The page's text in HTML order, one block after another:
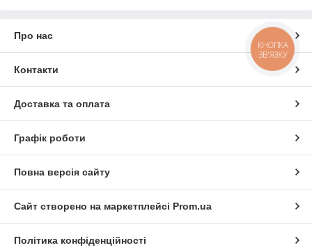
Про нас
Контакти
Доставка та оплата
Графік роботи
Повна версія сайту
Сайт створено на маркетплейсі Prom.ua
Політика конфіденційності
КНОПКА
ЗВ'ЯЗКУ